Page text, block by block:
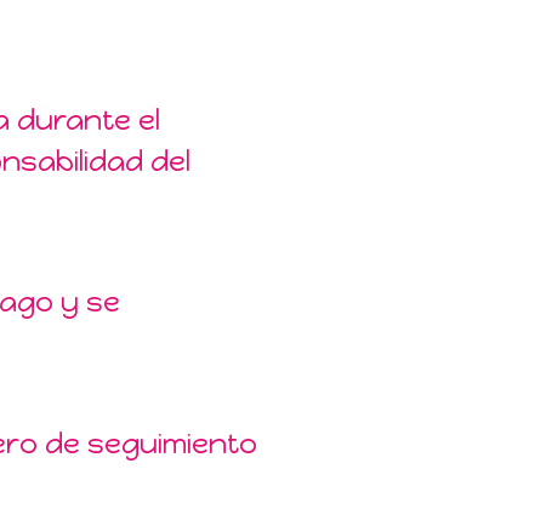
durante el
del
y se
de seguimiento